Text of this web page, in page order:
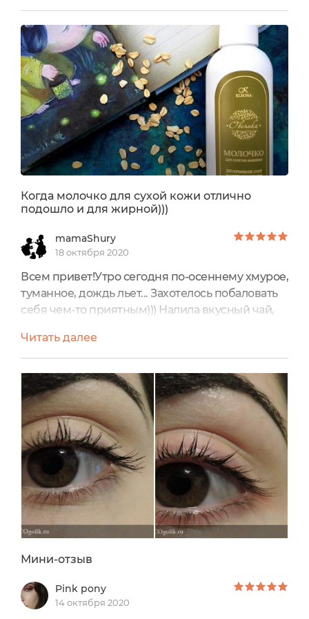
отношусь серьезно и тщательно их подбираю.
Молочко находится во флаконе белого цвета,
оснащенным удобным дозатором. Он работает
без сбоев, совершенно не
плюется.Консистенция молочка жидкая, я
наношу...
Когда молочко для сухой кожи отлично
подошло и для жирной)))
mamaShury
18 октября 2020
Всем привет!Утро сегодня по-осеннему хмурое,
туманное, дождь льет... Захотелось побаловать
себя чем-то приятным))) Налила вкусный чай,
лица, пусть хоть кожа сияет в этот ненастный
денёк! А прежде чем нанести маску кожу
конечно же необходимо очистить. Не знаю как
у вас, мои дорогие, но у меня даже с утра кожа
имеет лёгкий блеск (я сплю, а кожа не спит))).
Так...
Читать далее
Мини-отзыв
Pink pony
14 октября 2020